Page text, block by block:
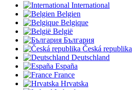
International
Belgien
Belgique
België
България
Česká republika
Deutschland
España
France
Hrvatska